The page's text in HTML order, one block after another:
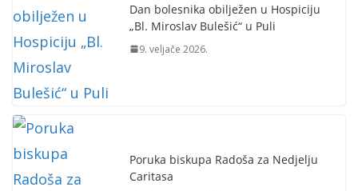
Dan bolesnika obilježen u Hospiciju
„Bl. Miroslav Bulešić“ u Puli
9. veljače 2026.
Poruka biskupa Radoša za Nedjelju
Caritasa